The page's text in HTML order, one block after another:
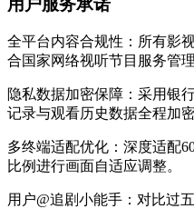
全平台内容合规性：所有影
合国家网络视听节目服务管理
隐私数据加密保障：采用银
记录与观看历史数据全程加密
多终端适配优化：深度适配
比例进行画面自适应调整。
用户@追剧小能手：对比过